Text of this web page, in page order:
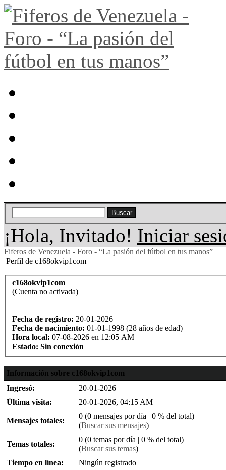
¡Hola, Invitado! Iniciar
Fiferos de Venezuela - Foro - “La pasión del fútbol en tus manos”
Perfil de c168okvip1com
c168okvip1com
(Cuenta no activada)
Fecha de registro: 20-01-2026
Fecha de nacimiento: 01-01-1998 (28 años de edad)
Hora local: 07-08-2026 en 12:05 AM
Estado: Sin conexión
Información sobre c168okvip1com
Ingresó:
20-01-2026
Última visita:
20-01-2026, 04:15 AM
Mensajes totales:
0 (0 mensajes por día | 0 % del total)
(Buscar sus mensajes)
Temas totales:
0 (0 temas por día | 0 % del total)
(Buscar sus temas)
Tiempo en línea:
Ningún registrado